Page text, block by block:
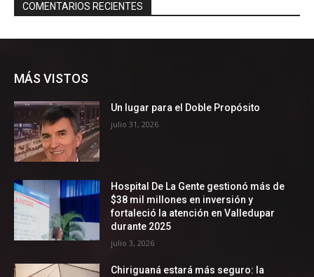
MÁS VISTOS
Un lugar para el Doble Propósito
julio 31, 2026
Hospital De La Gente gestionó más de
$38 mil millones en inversión y
fortaleció la atención en Valledupar
durante 2025
julio 3, 2026
Chiriguaná estará más seguro: la